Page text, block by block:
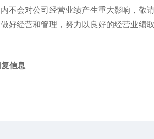
不会对公司经营业绩产生重大影响，敬
好经营和管理，努力以良好的经营业绩
信息